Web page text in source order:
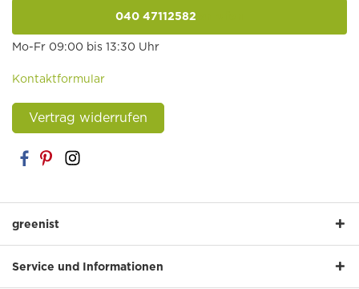
040 47112582
Mo-Fr 09:00 bis 13:30 Uhr
Kontaktformular
Vertrag widerrufen
greenist
Service und Informationen